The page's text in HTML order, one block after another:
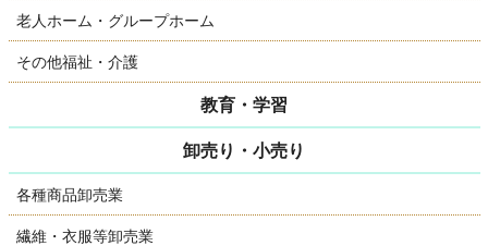
老人ホーム・グループホーム
その他福祉・介護
教育・学習
卸売り・小売り
各種商品卸売業
繊維・衣服等卸売業